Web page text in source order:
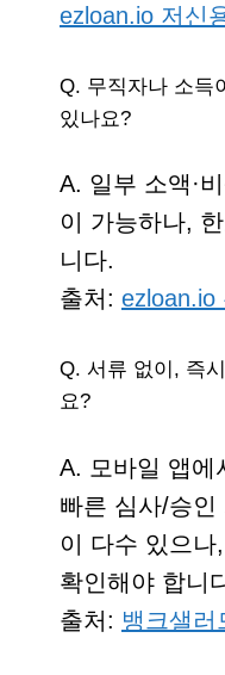
ezloan.io 저신
Q. 무직자나 소득
있나요?
A. 일부 소액·
이 가능하나,
니다.
출처: ezloan.io
Q. 서류 없이, 즉
요?
A. 모바일 앱에
빠른 심사/승
이 다수 있으나
확인해야 합니
출처: 뱅크샐러